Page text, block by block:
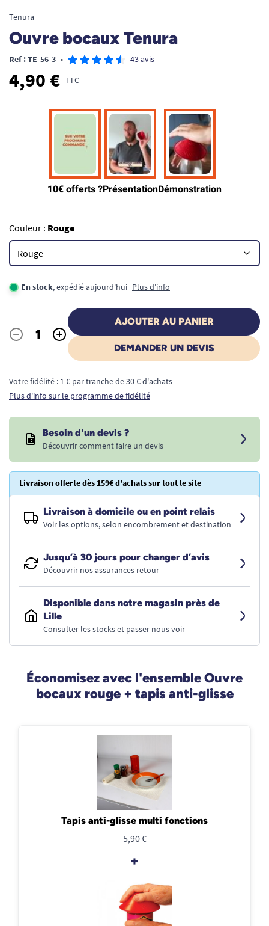
Tenura
Ouvre bocaux Tenura
Ref : TE-56-3 • 43 avis
4,90 € TTC
Couleur : Rouge
En stock, expédié aujourd'hui Plus d'info
Quantité
- +
AJOUTER AU PANIER
DEMANDER UN DEVIS
Votre fidélité : 1 € par tranche de 30 € d'achats
Plus d'info sur le programme de fidélité
Besoin d'un devis ?
Découvrir comment faire un devis
Livraison offerte dès 159€ d'achats sur tout le site
Livraison à domicile ou en point relais
Voir les options, selon encombrement et destination
Jusqu’à 30 jours pour changer d’avis
Découvrir nos assurances retour
Disponible dans notre magasin près de
Lille
Consulter les stocks et passer nous voir
Économisez avec l'ensemble Ouvre
bocaux rouge + tapis anti-glisse
Tapis anti-glisse multi fonctions
5,90 €
+